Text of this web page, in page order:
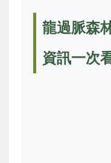
龍過脈森
資訊一次